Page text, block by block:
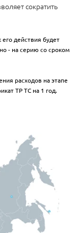
сократить
действия будет
- на серию со сроком
расходов на этапе
ТР ТС на 1 год.